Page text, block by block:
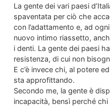
La gente dei vari paesi
spaventata per ciò che
con l’adattamento e, ad
nuovo intimo riassetto,
i denti. La gente dei paesi
resistenza, di cui non
E c’è invece chi, al potere
sta approfittando.
Secondo me, la gente è
incapacità, bensì perché